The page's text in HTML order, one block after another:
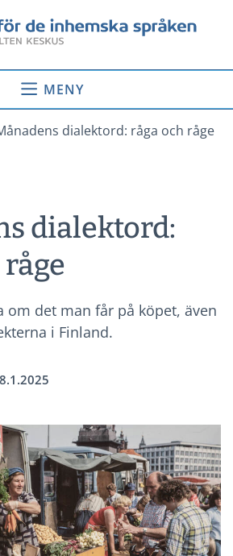
MENY
dialektord: råga och råge
dialektord:
om det man får på köpet, även
i Finland.
8.1.2025